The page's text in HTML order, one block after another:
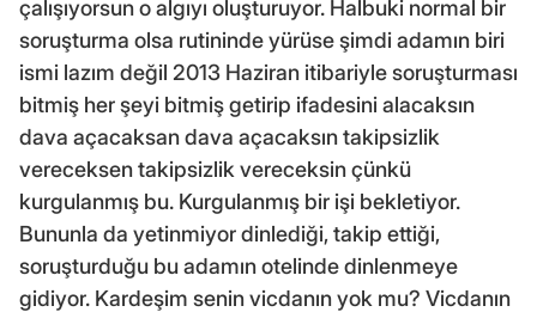
çalışıyorsun o algıyı oluşturuyor. Halbuki normal bir
soruşturma olsa rutininde yürüse şimdi adamın biri
ismi lazım değil 2013 Haziran itibariyle soruşturması
bitmiş her şeyi bitmiş getirip ifadesini alacaksın
dava açacaksan dava açacaksın takipsizlik
vereceksen takipsizlik vereceksin çünkü
kurgulanmış bu. Kurgulanmış bir işi bekletiyor.
Bununla da yetinmiyor dinlediği, takip ettiği,
soruşturduğu bu adamın otelinde dinlenmeye
gidiyor. Kardeşim senin vicdanın yok mu? Vicdanın